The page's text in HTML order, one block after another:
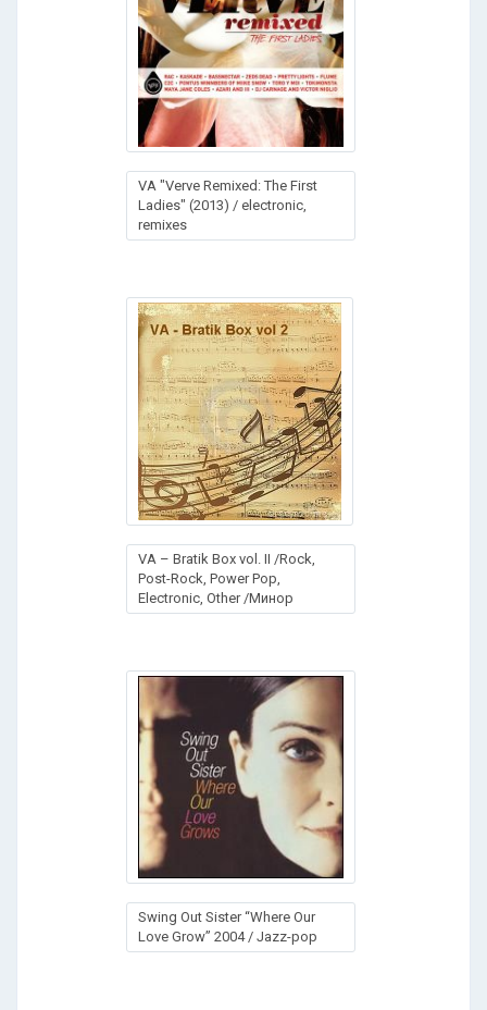
VA "Verve Remixed: The First
Ladies" (2013) / electronic,
remixes
VA – Bratik Box vol. II /Rock,
Post-Rock, Power Pop,
Electronic, Other /Минор
Swing Out Sister “Where Our
Love Grow” 2004 / Jazz-pop